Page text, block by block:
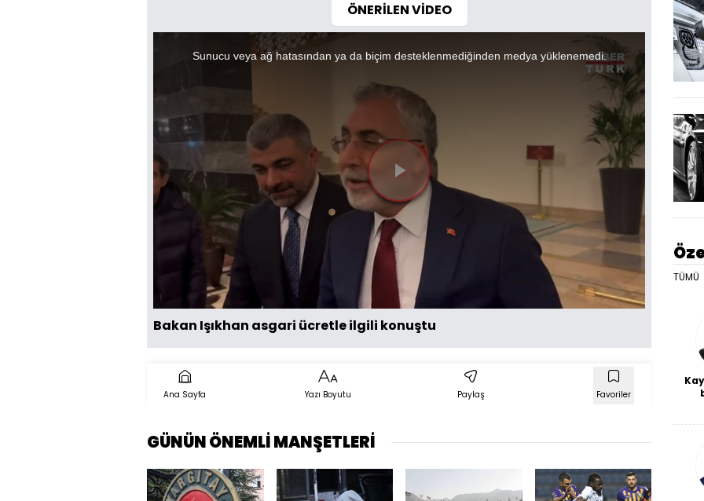
ÖNERİLEN VİDEO
Videoyu
Oynat
Sunucu veya ağ hatasından ya da biçim desteklenmediğinden medya yüklenemedi.
Bakan Işıkhan asgari ücretle ilgili konuştu
Ana Sayfa Yazı Boyutu Paylaş Favoriler
GÜNÜN ÖNEMLİ MANŞETLERİ
TÜMÜ